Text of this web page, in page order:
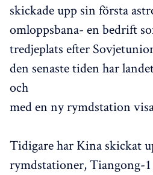
skickade upp sin första
omloppsbana- en bedrift
tredjeplats efter
den senaste tiden har
och
med en ny rymdstation
Tidigare har Kina skickat
rymdstationer, Tiangong-